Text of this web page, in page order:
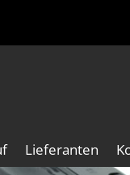
Lieferanten